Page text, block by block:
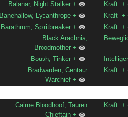
Balanar, Night Stalker + Kraft +
Banehallow, Lycanthrope + Kraft +
Barathrum, Spiritbreaker + Kraft +
Black Arachnia,
Broodmother +
Boush, Tinker +
Bradwarden, Centaur
Warchief +
Kraft +
Cairne Bloodhoof, Tauren
Chieftain +
Kraft +